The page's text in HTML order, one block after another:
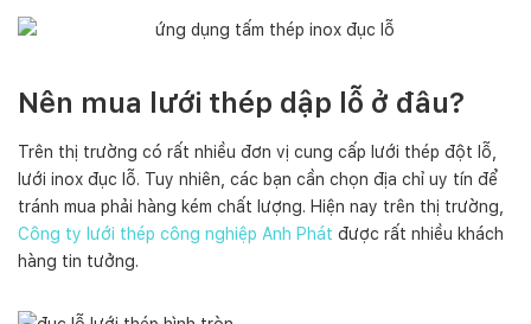
Nên mua lưới thép dập lỗ ở đâu?
Trên thị trường có rất nhiều đơn vị cung cấp lưới thép đột lỗ,
lưới inox đục lỗ. Tuy nhiên, các bạn cần chọn địa chỉ uy tín để
tránh mua phải hàng kém chất lượng. Hiện nay trên thị trường,
Công ty lưới thép công nghiệp Anh Phát được rất nhiều khách
hàng tin tưởng.